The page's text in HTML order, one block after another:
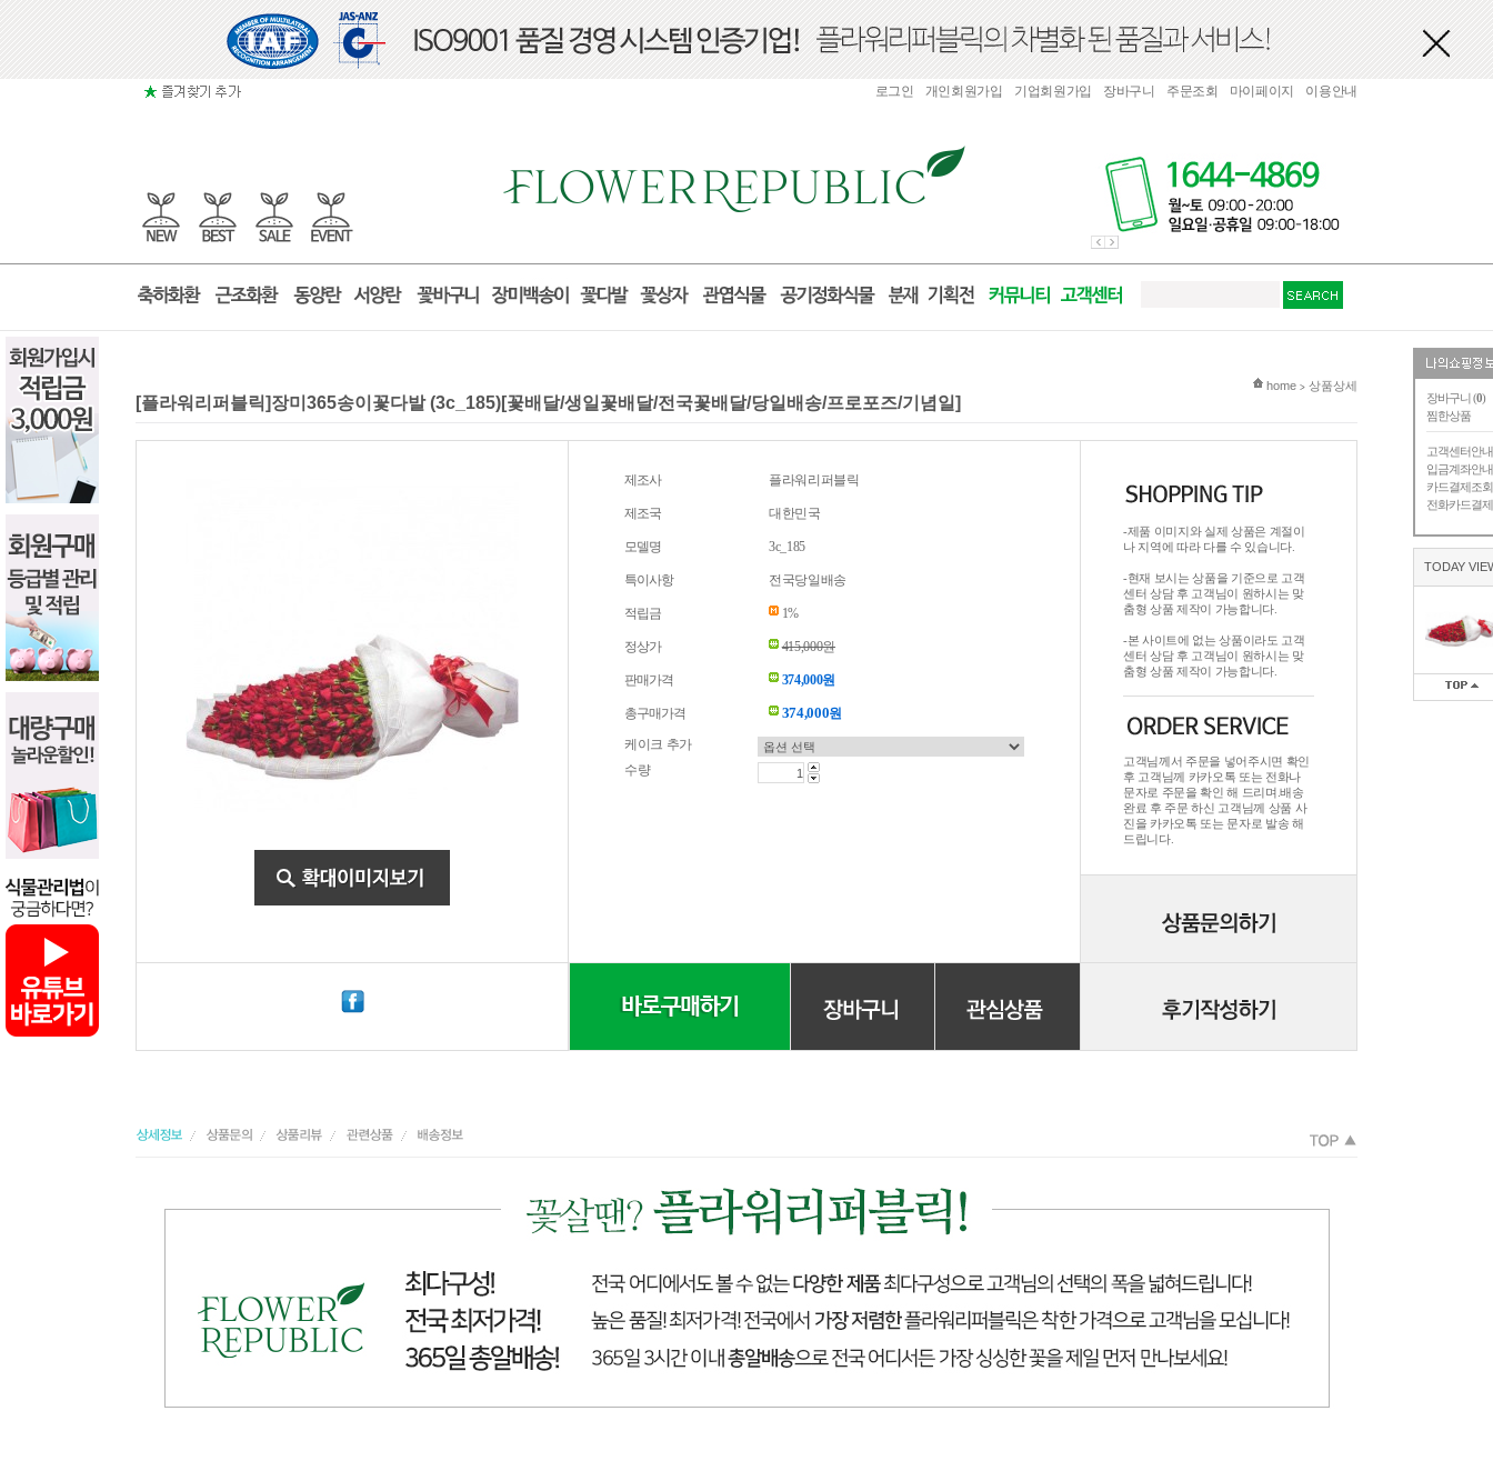
장바구니 (0)
찜한상품
고객센터안내
입금계좌안내
카드결제조회
전화카드결제
TODAY
로그인 개인회원가입 기업회원가입 장바구니 주문조회 마이페이지 이용안내
현재 위치
home > 상품상세
[플라워리퍼블릭]장미365송이꽃다발 (3c_185)[꽃배달/생일꽃배달/전국꽃배달/당일배송/프로포즈/기념일]
제조사 플라워리퍼블릭
제조국 대한민국
모델명 3c_185
특이사항 전국당일배송
적립금 1%
정상가 415,000원
판매가격 374,000원
총구매가격 374,000원
케이크 추가
수량
-제품 이미지와 실제 상품은 계절이
나 지역에 따라 다를 수 있습니다.
-현재 보시는 상품을 기준으로 고객
센터 상담 후 고객님이 원하시는 맞
춤형 상품 제작이 가능합니다.
-본 사이트에 없는 상품이라도 고객
센터 상담 후 고객님이 원하시는 맞
춤형 상품 제작이 가능합니다.
고객님께서 주문을 넣어주시면 확인
후 고객님께 카카오톡 또는 전화나
문자로 주문을 확인 해 드리며.배송
완료 후 주문 하신 고객님께 상품 사
진을 카카오톡 또는 문자로 발송 해
드립니다.